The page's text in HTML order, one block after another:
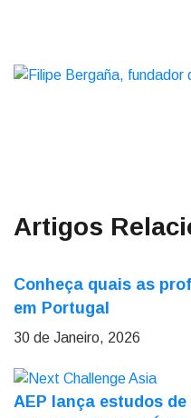
Artigos
Conheça quais as
em Portugal
30 de Janeiro, 2026
AEP lança estudos